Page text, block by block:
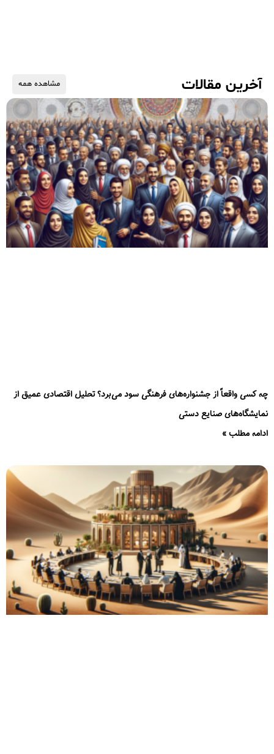
آخرین مقالات مشاهده همه
چه کسی واقعاً از جشنواره‌های فرهنگی سود می‌برد؟ تحلیل اقتصادی عمیق از
نمایشگاه‌های صنایع دستی
ادامه مطلب »